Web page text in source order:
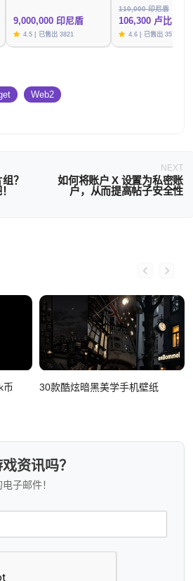
9,000,000 印尼盾
4.5 | 已售出 3821
110,000 印尼盾
106,300 卢比
4.6 | 已售出 3576
Web2
？
NEXT
如何将账户 X 设置为私密账
户，从而提高帖子安全性
币 30款酷炫暗黑美学手机壁纸
资讯吗？
子邮件！